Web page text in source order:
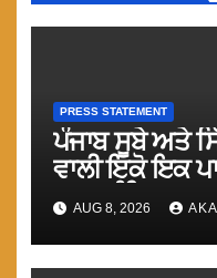
PRESS STATEMENT
ਪੰਜਾਬ ਸੂਬੇ ਅਤੇ
ਵਾਲੀ ਇਕੋ ਇਕ
ਦਲ
ਕੀਤਾ ਜਾਵੇ : ਮਾਨ
AUG 8, 2026